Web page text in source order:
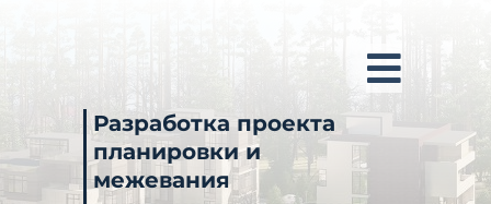
Разработка проекта
планировки и
межевания